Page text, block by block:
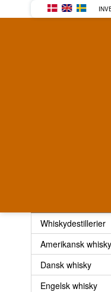
Whiskydestillerier
Amerikansk whisky
Dansk whisky
Engelsk whisky